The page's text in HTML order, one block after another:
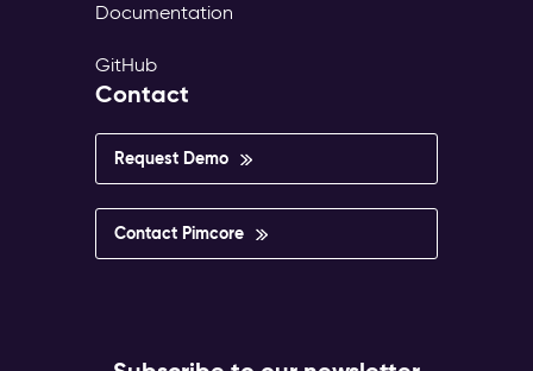
Documentation
GitHub
Contact
Request Demo
Contact Pimcore